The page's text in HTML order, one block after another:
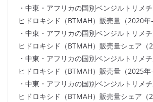
・中東・アフリカの国別ベンジルトリメ
ヒドロキシド（BTMAH）販売量（2020年-
・中東・アフリカの国別ベンジルトリメ
ヒドロキシド（BTMAH）販売量シェア（
・中東・アフリカの国別ベンジルトリメ
ヒドロキシド（BTMAH）販売量（2025年-
・中東・アフリカの国別ベンジルトリメ
ヒドロキシド（BTMAH）販売量シェア（